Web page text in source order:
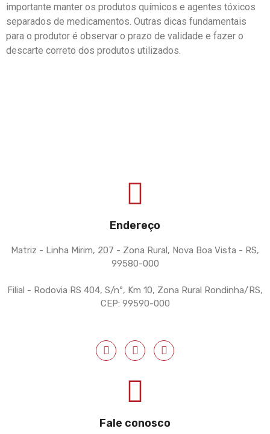
importante manter os produtos químicos e agentes tóxicos
separados de medicamentos. Outras dicas fundamentais
para o produtor é observar o prazo de validade e fazer o
descarte correto dos produtos utilizados.
Endereço
Matriz - Linha Mirim, 207 - Zona Rural, Nova Boa Vista - RS,
99580-000
Filial - Rodovia RS 404, S/nº, Km 10, Zona Rural Rondinha/RS,
CEP: 99590-000
Fale conosco